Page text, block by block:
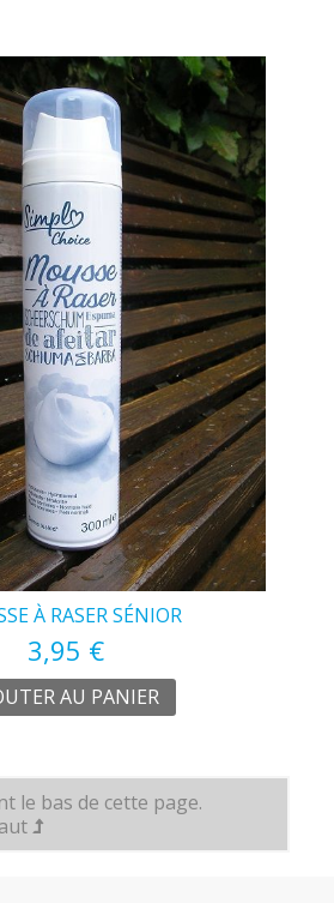
À RASER SÉNIOR
3,95 €
AU PANIER
le bas de cette page.